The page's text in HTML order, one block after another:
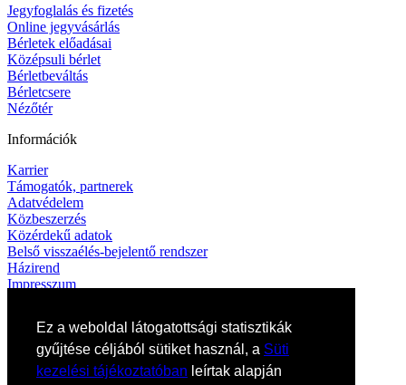
Ez a weboldal látogatottsági statisztikák
gyűjtése céljából sütiket használ, a Süti
kezelési tájékoztatóban leírtak alapján
Jegyfoglalás és fizetés
Online jegyvásárlás
Bérletek előadásai
Középsuli bérlet
Bérletbeváltás
Bérletcsere
Nézőtér
Információk
Karrier
Támogatók, partnerek
Adatvédelem
Közbeszerzés
Közérdekű adatok
Belső visszaélés-bejelentő rendszer
Házirend
Impresszum
Elérhetőségek
Művészeti titkárság